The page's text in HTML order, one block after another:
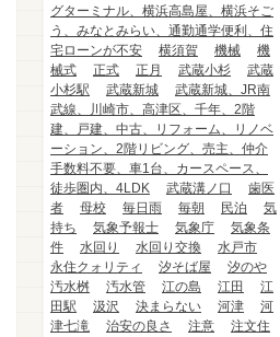
グターミナル、横浜高島屋、横浜そご
う、みなとみらい、通勤通学便利、住
宅ローンが不安
横須賀 機械
機
械式
正式 正月 武蔵小杉
武蔵
小杉駅
武蔵新城
武蔵新城、JR南
武線、川崎市、高津区、千年、2階
建、戸建、中古、リフォーム、リノベ
ーション、2階リビング、売主、仲介
手数料不要、車1台、カースペース、
徒歩圏内、4LDK
武蔵溝ノ口
歯医
者
母校 毎日雨 毎朝 民泊
気
持ち
気象予報士 気象庁
気象条
件
水回り 水回り交換
水戸市
永住クォリティ
汐そば屋
汐のや
汚水桝
汚水管 江の島 江田
江
田駅
汲沢 決まらない 河津
河
津七滝
治安の良さ 注意
注文住